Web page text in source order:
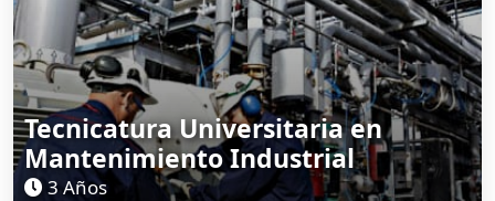
Tecnicatura Universitaria en
Mantenimiento Industrial
3 Años